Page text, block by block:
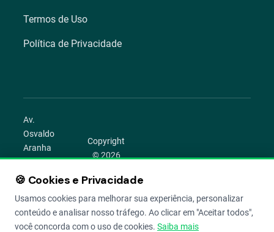
Termos de Uso
Política de Privacidade
Av.
Osvaldo
Aranha
1022 –
Bom
Porto
Alegre –
Copyright
© 2026
Todos os
direitos
reservados.
🍪 Cookies e Privacidade
Usamos cookies para melhorar sua experiência, personalizar
conteúdo e analisar nosso tráfego. Ao clicar em "Aceitar todos",
você concorda com o uso de cookies. Saiba mais